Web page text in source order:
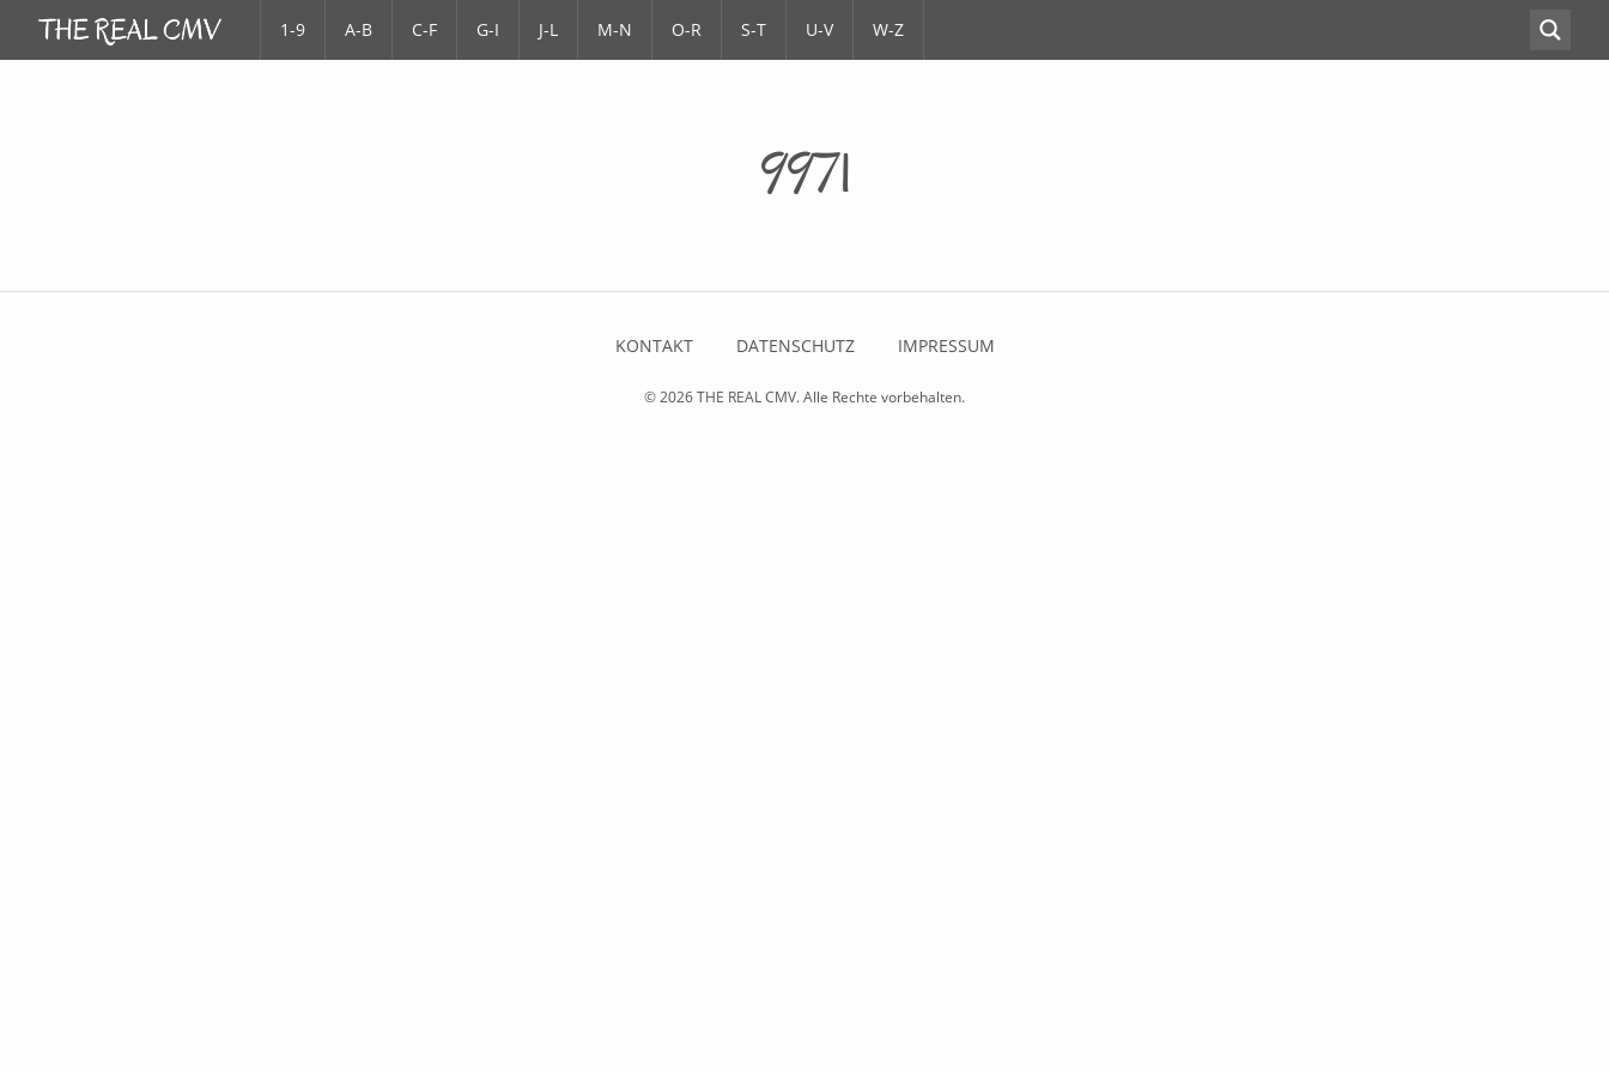
1-9 A-B C-F G-I J-L M-N O-R S-T U-V W-Z
9971
KONTAKT DATENSCHUTZ IMPRESSUM
© 2026THE REAL CMV. Alle Rechte vorbehalten.